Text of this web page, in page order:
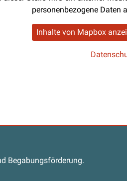
personenbezogene Daten
Inhalte von Mapbox
Begabungsförderung.